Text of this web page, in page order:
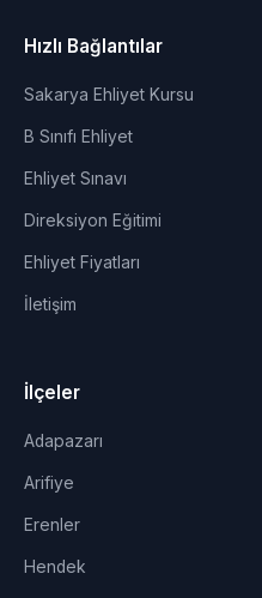
Hızlı Bağlantılar
Sakarya Ehliyet Kursu
B Sınıfı Ehliyet
Ehliyet Sınavı
Direksiyon Eğitimi
Ehliyet Fiyatları
İletişim
İlçeler
Adapazarı
Arifiye
Erenler
Hendek